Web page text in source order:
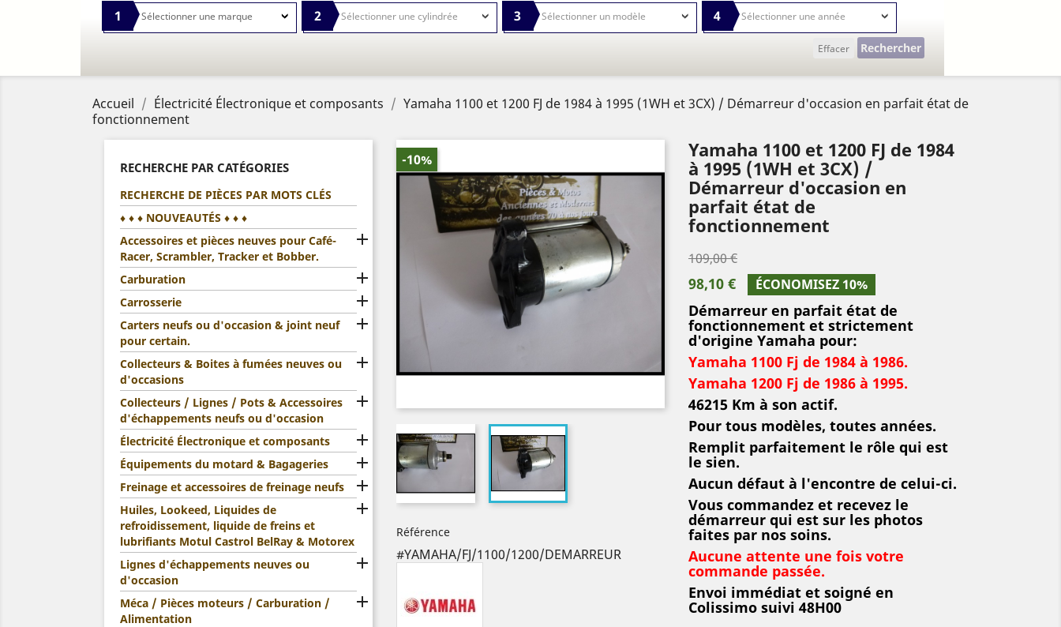
1 2 3 4
Effacer Rechercher
Accueil Électricité Électronique et composants
Yamaha 1100 et 1200 FJ de 1984 à 1995 (1WH et 3CX) / Démarreur d'occasion en parfait état de
fonctionnement
RECHERCHE PAR CATÉGORIES
RECHERCHE DE PIÈCES PAR MOTS CLÉS
♦ ♦ ♦ NOUVEAUTÉS ♦ ♦ ♦
Accessoires et pièces neuves pour Café-
Racer, Scrambler, Tracker et Bobber.

Carburation 
Carrosserie 
Carters neufs ou d'occasion & joint neuf
pour certain.

Collecteurs & Boites à fumées neuves ou
d'occasions

Collecteurs / Lignes / Pots & Accessoires
d'échappements neufs ou d'occasion

Électricité Électronique et composants 
Équipements du motard & Bagageries 
Freinage et accessoires de freinage neufs 
Huiles, Lookeed, Liquides de
refroidissement, liquide de freins et
lubrifiants Motul Castrol BelRay & Motorex

Lignes d'échappements neuves ou
d'occasion

Méca / Pièces moteurs / Carburation /
Alimentation

-10%
Référence
#YAMAHA/FJ/1100/1200/DEMARREUR
Yamaha 1100 et 1200 FJ de 1984
à 1995 (1WH et 3CX) /
Démarreur d'occasion en
parfait état de
fonctionnement
109,00 €
98,10 € ÉCONOMISEZ 10%
Démarreur en parfait état de
fonctionnement et strictement
d'origine Yamaha pour:
Yamaha 1100 Fj de 1984 à 1986.
Yamaha 1200 Fj de 1986 à 1995.
46215 Km à son actif.
Pour tous modèles, toutes années.
Remplit parfaitement le rôle qui est
le sien.
Aucun défaut à l'encontre de celui-ci.
Vous commandez et recevez le
démarreur qui est sur les photos
faites par nos soins.
Aucune attente une fois votre
commande passée.
Envoi immédiat et soigné en
Colissimo suivi 48H00